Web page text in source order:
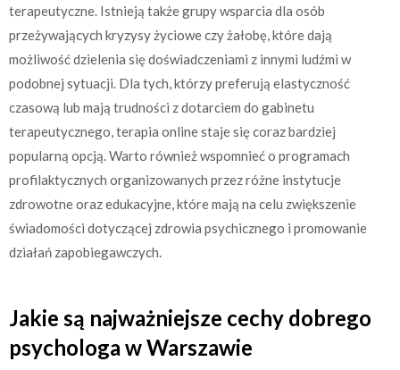
terapeutyczne. Istnieją także grupy wsparcia dla osób
przeżywających kryzysy życiowe czy żałobę, które dają
możliwość dzielenia się doświadczeniami z innymi ludźmi w
podobnej sytuacji. Dla tych, którzy preferują elastyczność
czasową lub mają trudności z dotarciem do gabinetu
terapeutycznego, terapia online staje się coraz bardziej
popularną opcją. Warto również wspomnieć o programach
profilaktycznych organizowanych przez różne instytucje
zdrowotne oraz edukacyjne, które mają na celu zwiększenie
świadomości dotyczącej zdrowia psychicznego i promowanie
działań zapobiegawczych.
Jakie są najważniejsze cechy dobrego
psychologa w Warszawie